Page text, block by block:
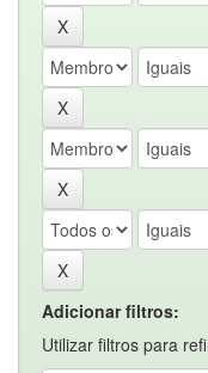
Adicionar filtros:
Utilizar filtros para